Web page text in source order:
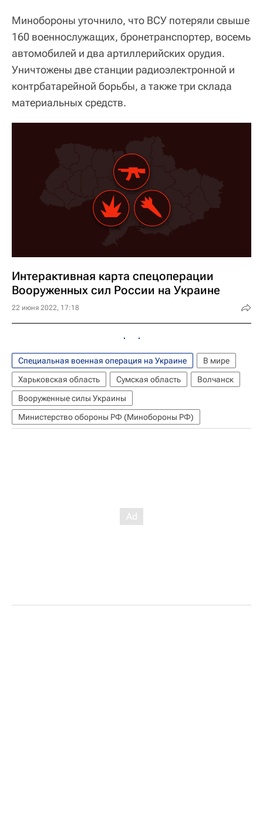
Минобороны уточнило, что ВСУ потеряли свыше
160 военнослужащих, бронетранспортер, восемь
автомобилей и два артиллерийских орудия.
Уничтожены две станции радиоэлектронной и
контрбатарейной борьбы, а также три склада
материальных средств.
Интерактивная карта спецоперации
Вооруженных сил России на Украине
22 июня 2022, 17:18
Специальная военная операция на Украине
В мире
Харьковская область
Сумская область
Волчанск
Вооруженные силы Украины
Министерство обороны РФ (Минобороны РФ)